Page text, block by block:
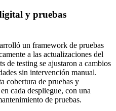
y pruebas
un framework de pruebas
a las actualizaciones del
de testing se ajustaron a cambios
sin intervención manual.
cobertura de pruebas y
cada despliegue, con una
de pruebas.